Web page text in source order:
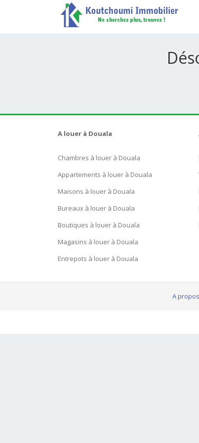
A louer à Douala
Chambres à louer à Douala
Appartements à louer à Douala
Maisons à louer à Douala
Bureaux à louer à Douala
Boutiques à louer à Douala
Magasins à louer à Douala
Entrepots à louer à Douala
A